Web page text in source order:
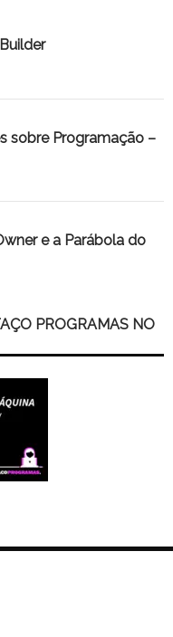
sobre Programação –
e a Parábola do
PROGRAMAS NO